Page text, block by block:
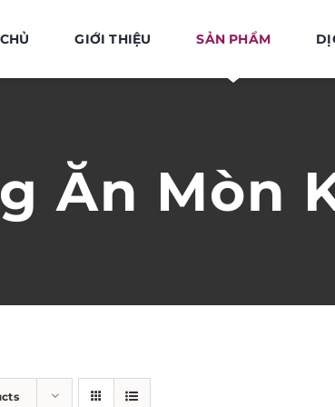
GIỚI THIỆU SẢN PHẨM
Ăn Mòn